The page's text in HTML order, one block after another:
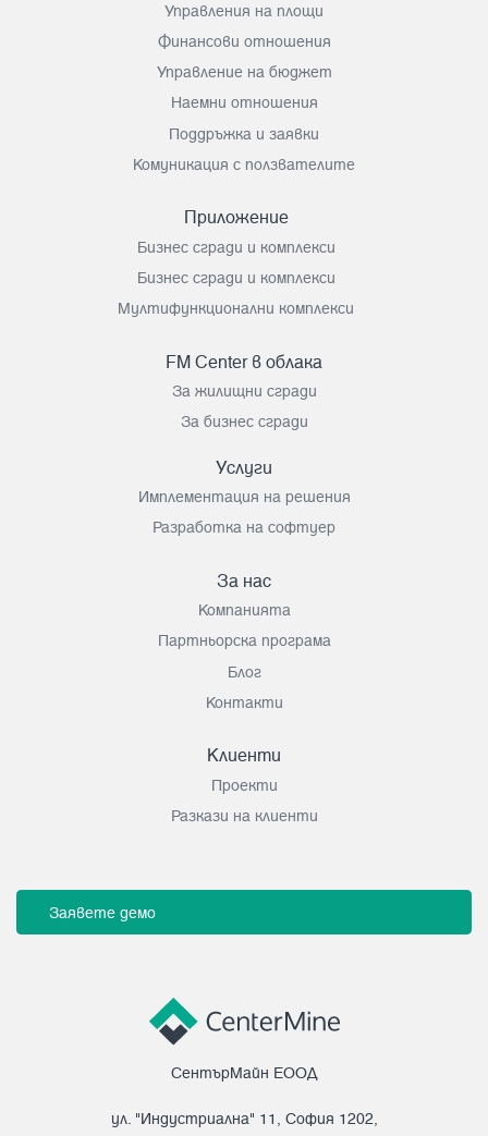
Управления на площи
Финансови отношения
Управление на бюджет
Наемни отношения
Поддръжка и заявки
Комуникация с ползвателите
Приложение
Бизнес сгради и комплекси
Бизнес сгради и комплекси
Мултифункционални комплекси
FM Center в облака
За жилищни сгради
За бизнес сгради
Услуги
Имплементация на решения
Разработка на софтуер
За нас
Компанията
Партньорска програма
Блог
Контакти
Клиенти
Проекти
Разкази на клиенти
Заявете демо
СентърМайн ЕООД
ул. "Индустриална" 11, София 1202,